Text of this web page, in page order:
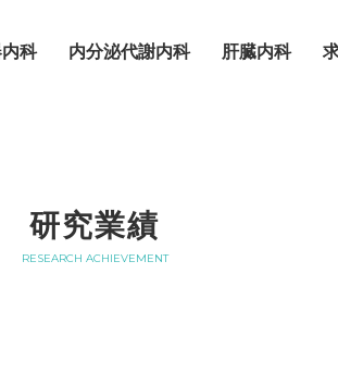
科 内分泌代謝内科 肝臓内科
研究業績
RESEARCH ACHIEVEMENT